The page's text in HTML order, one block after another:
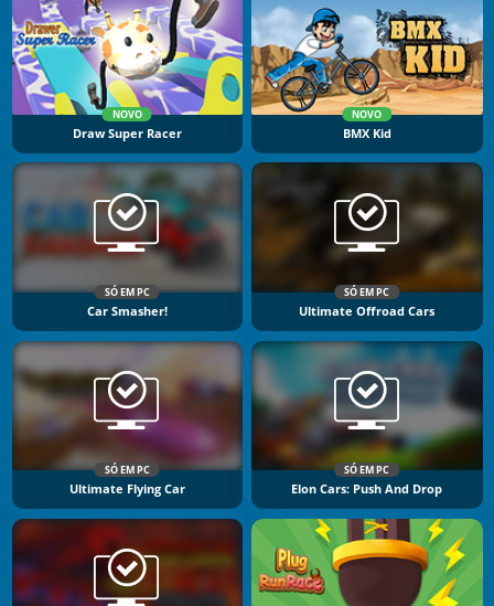
NOVO
Draw Super Racer
NOVO
BMX Kid
SÓ EM PC
Car Smasher!
SÓ EM PC
Ultimate Offroad Cars
SÓ EM PC
Ultimate Flying Car
SÓ EM PC
Elon Cars: Push And Drop